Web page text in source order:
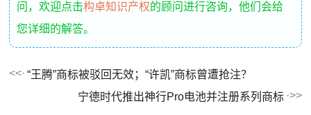
问，欢迎点击构卓知识产权的顾问进行咨询，他们会给
您详细的解答。
“王腾”商标被驳回无效；“许凯”商标曾遭抢注？
宁德时代推出神行Pro电池并注册系列商标